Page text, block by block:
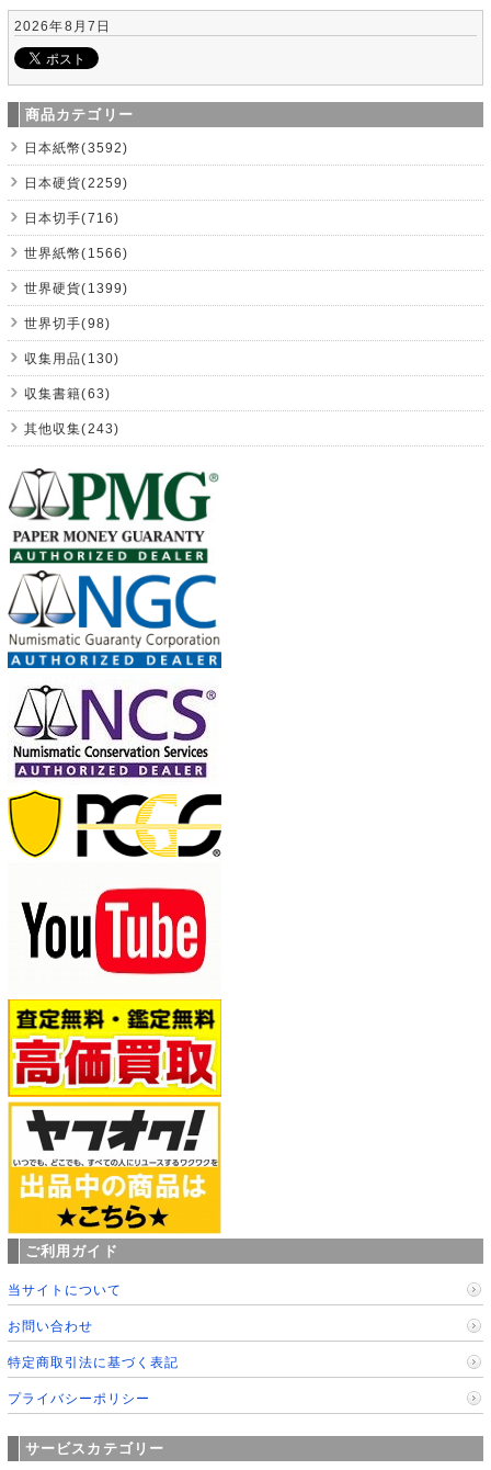
2026年8月7日
商品カテゴリー
日本紙幣(3592)
日本硬貨(2259)
日本切手(716)
世界紙幣(1566)
世界硬貨(1399)
世界切手(98)
収集用品(130)
収集書籍(63)
其他収集(243)
ご利用ガイド
当サイトについて
お問い合わせ
特定商取引法に基づく表記
プライバシーポリシー
サービスカテゴリー